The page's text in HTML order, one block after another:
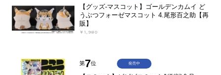
【グッズ-マスコット】ゴールデンカムイ ど
うぶつフォーゼマスコット 4.尾形百之助【再
販】
￥1,980
第7位 発売中